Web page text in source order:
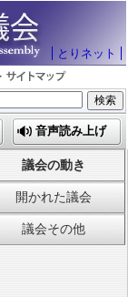
とりネット
音声読み上げ
議会の動き
開かれた議会
議会その他